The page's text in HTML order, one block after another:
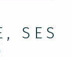
SES